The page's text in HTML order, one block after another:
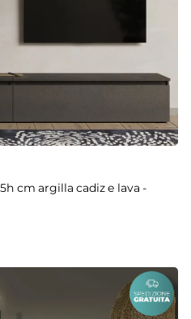
cm argilla cadiz e lava -